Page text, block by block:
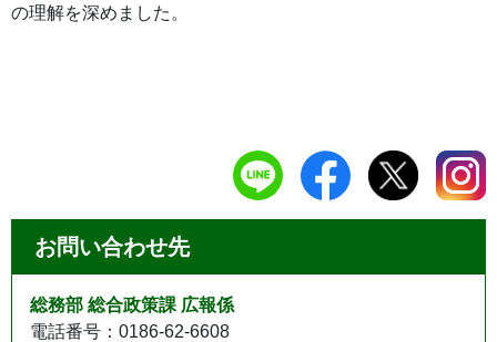
の理解を深めました。
お問い合わせ先
総務部 総合政策課 広報係
電話番号：0186-62-6608